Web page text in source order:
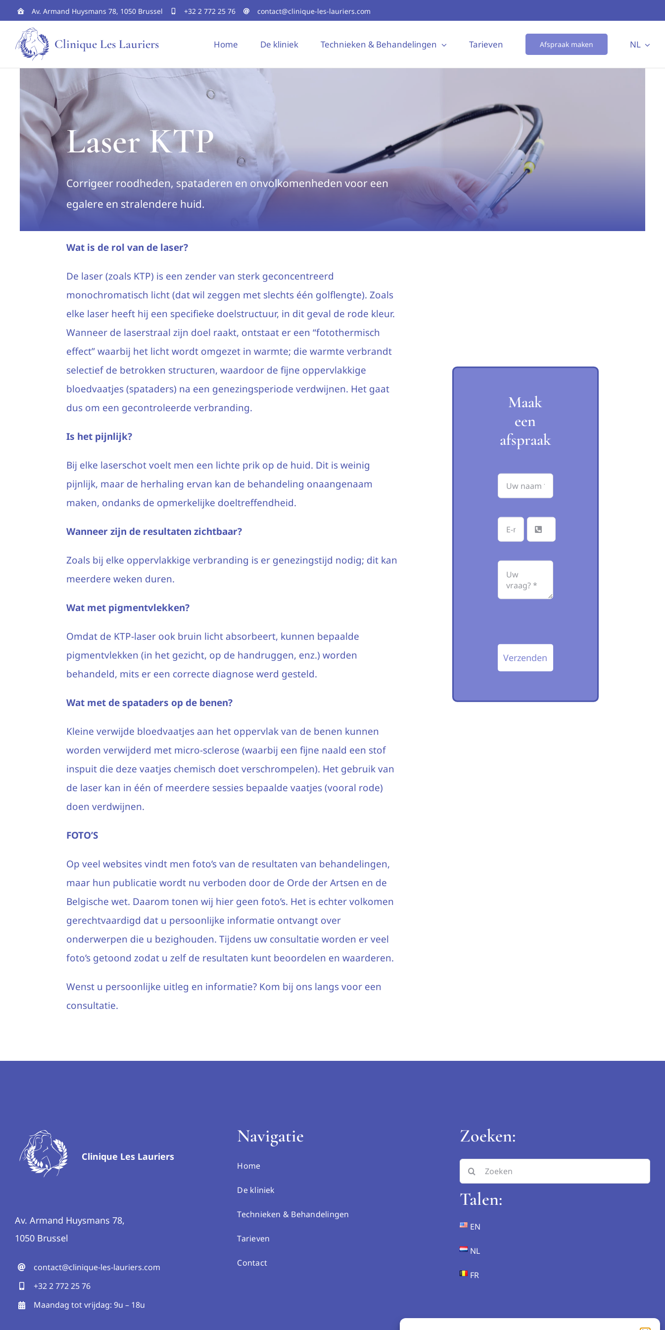
Skip
content
Av. Armand Huysmans 78, 1050 Brussel +32 2 772 25 76 contact@clinique-les-lauriers.com
Clinique Les Lauriers Home De kliniek Technieken & Behandelingen Tarieven Afspraak maken NL
Laser KTP
Corrigeer roodheden, spataderen en onvolkomenheden voor een
egalere en stralendere huid.
Wat is de rol van de laser?
De laser (zoals KTP) is een zender van sterk geconcentreerd
monochromatisch licht (dat wil zeggen met slechts één golflengte). Zoals
elke laser heeft hij een specifieke doelstructuur, in dit geval de rode kleur.
Wanneer de laserstraal zijn doel raakt, ontstaat er een “fotothermisch
effect” waarbij het licht wordt omgezet in warmte; die warmte verbrandt
selectief de betrokken structuren, waardoor de fijne oppervlakkige
bloedvaatjes (spataders) na een genezingsperiode verdwijnen. Het gaat
dus om een gecontroleerde verbranding.
Is het pijnlijk?
Bij elke laserschot voelt men een lichte prik op de huid. Dit is weinig
pijnlijk, maar de herhaling ervan kan de behandeling onaangenaam
maken, ondanks de opmerkelijke doeltreffendheid.
Wanneer zijn de resultaten zichtbaar?
Zoals bij elke oppervlakkige verbranding is er genezingstijd nodig; dit kan
meerdere weken duren.
Wat met pigmentvlekken?
Omdat de KTP-laser ook bruin licht absorbeert, kunnen bepaalde
pigmentvlekken (in het gezicht, op de handruggen, enz.) worden
behandeld, mits er een correcte diagnose werd gesteld.
Wat met de spataders op de benen?
Kleine verwijde bloedvaatjes aan het oppervlak van de benen kunnen
worden verwijderd met micro-sclerose (waarbij een fijne naald een stof
inspuit die deze vaatjes chemisch doet verschrompelen). Het gebruik van
de laser kan in één of meerdere sessies bepaalde vaatjes (vooral rode)
doen verdwijnen.
FOTO’S
Op veel websites vindt men foto’s van de resultaten van behandelingen,
maar hun publicatie wordt nu verboden door de Orde der Artsen en de
Belgische wet. Daarom tonen wij hier geen foto’s. Het is echter volkomen
gerechtvaardigd dat u persoonlijke informatie ontvangt over
onderwerpen die u bezighouden. Tijdens uw consultatie worden er veel
foto’s getoond zodat u zelf de resultaten kunt beoordelen en waarderen.
Wenst u persoonlijke uitleg en informatie? Kom bij ons langs voor een
consultatie.
Maak
een
afspraak
Verzenden
Clinique Les Lauriers
Av. Armand Huysmans 78,
1050 Brussel
contact@clinique-les-lauriers.com
+32 2 772 25 76
Maandag tot vrijdag: 9u – 18u
Navigatie
Home
De kliniek
Technieken & Behandelingen
Tarieven
Contact
Zoeken:
Search
for:
Talen:
EN
NL
FR